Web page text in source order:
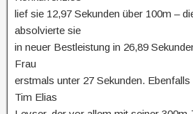
lief sie 12,97 Sekunden über 100m –
absolvierte sie
in neuer Bestleistung in 26,89
Frau
erstmals unter 27 Sekunden.
Tim Elias